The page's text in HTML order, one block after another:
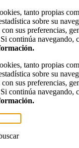
tanto propias
sobre su
sus preferencias,
continúa navegando,
tanto propias
sobre su
sus preferencias,
continúa navegando,